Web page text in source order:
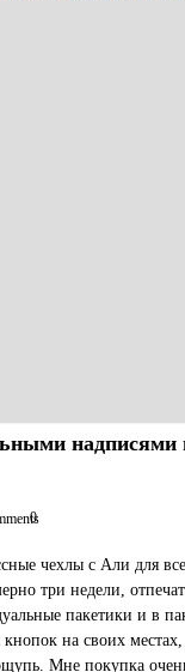
надписями
0
чехлы с Али для
три недели,
пакетики и в
кнопок на своих
Мне покупка